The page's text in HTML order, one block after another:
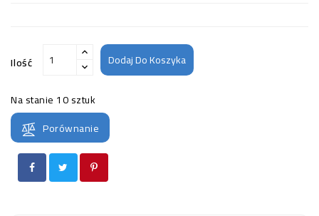
Ilość Dodaj Do Koszyka
Na stanie 10 sztuk
Porównanie